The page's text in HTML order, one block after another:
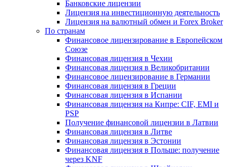
Банковские лицензии
Лицензия на инвестиционную деятельность
Лицензия на валютный обмен и Forex Broker
По странам
Финансовое лицензирование в Европейском
Союзе
Финансовая лицензия в Чехии
Финансовая лицензия в Великобритании
Финансовое лицензирование в Германии
Финансовая лицензия в Греции
Финансовая лицензия в Испании
Финансовая лицензия на Кипре: CIF, EMI и
PSP
Получение финансовой лицензии в Латвии
Финансовая лицензия в Литве
Финансовая лицензия в Эстонии
Финансовая лицензия в Польше: получение
через KNF